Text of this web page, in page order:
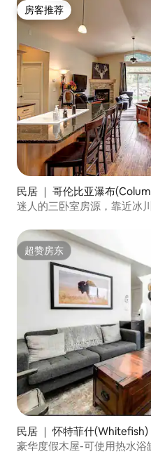
房客推荐
房客推荐
民居 ｜ 哥伦比亚瀑布
迷人的三卧室房源，靠近冰
超赞房东
超赞房东
民居 ｜ 怀特菲什(Whitefish)
豪华度假木屋-可使用热水浴